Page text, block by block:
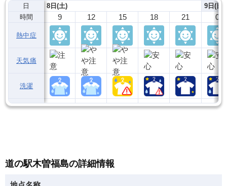
日
時間
熱中症
天気痛
洗濯
8日(土)
9 12 15 18 21
9日(日)
0
道の駅木曽福島の詳細情報